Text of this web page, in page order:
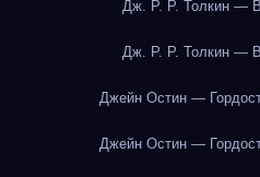
Дж. Р. Р. Толкин —
Дж. Р. Р. Толкин —
Джейн Остин —
Джейн Остин —